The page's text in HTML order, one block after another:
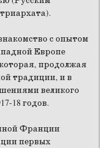
с опытом
Европе
продолжая
традиции, и в
великого
18 годов.
Франции
первых